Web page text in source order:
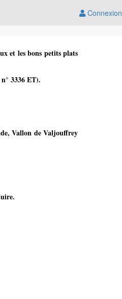
Connexion
et les bons petits plats
3336 ET).
Vallon de Valjouffrey